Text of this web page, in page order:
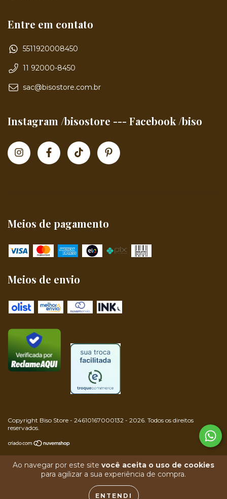
Ao navegar por este site você aceita o uso de cookies
para agilizar a sua experiência de compra.
ENTENDI
Entre em contato
5511920008450
11 92000-8450
sac@bisostore.com.br
Instagram /bisostore --- Facebook /biso
Meios de pagamento
Meios de envio
Copyright Biso Store - 24610167000132 - 2026. Todos os direitos
reservados.